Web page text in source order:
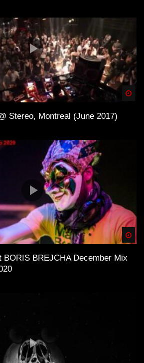
Stereo, Montreal (June 2017)
BREJCHA December Mix